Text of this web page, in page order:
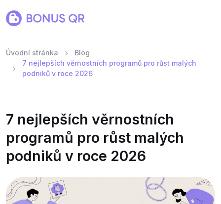
Úvodní stránka
Blog
7 nejlepších věrnostních programů pro růst malých
podniků v roce 2026
7 nejlepších věrnostních
programů pro růst malých
podniků v roce 2026